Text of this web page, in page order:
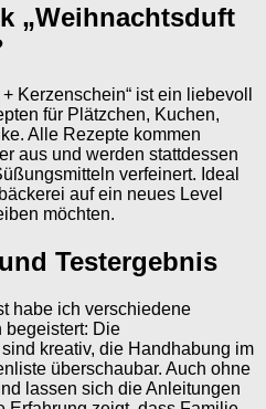
„Weihnachtsduft
Kerzenschein“ ist ein liebevoll
für Plätzchen, Kuchen,
Alle Rezepte kommen
aus und werden stattdessen
verfeinert. Ideal
auf ein neues Level
möchten.
Testergebnis
habe ich verschiedene
begeistert: Die
kreativ, die Handhabung im
überschaubar. Auch ohne
lassen sich die Anleitungen